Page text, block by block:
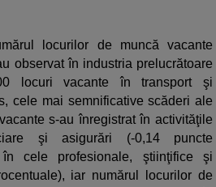
locurilor de muncă vacante
observat în industria prelucrătoare
locuri vacante în transport şi
cele mai semnificative scăderi ale
s-au înregistrat în activităţile
şi asigurări (-0,14 puncte
în cele profesionale, ştiinţifice şi
iar numărul locurilor de